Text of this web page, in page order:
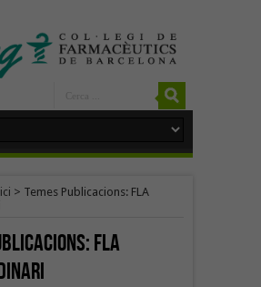
> Temes Publicacions: FLA
FLA